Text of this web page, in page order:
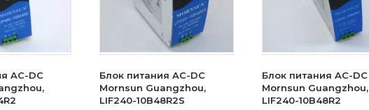
AC-DC
Блок питания AC-DC
Mornsun Guangzhou,
LIF240-10B48R2S
Блок питания AC-DC
Mornsun Guangzhou,
LIF240-10B48R2